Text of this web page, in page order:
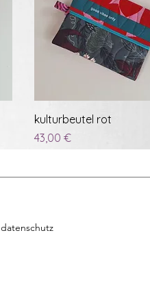
Schnellansicht
kulturbeutel rot
Preis
43,00 €
datenschutz